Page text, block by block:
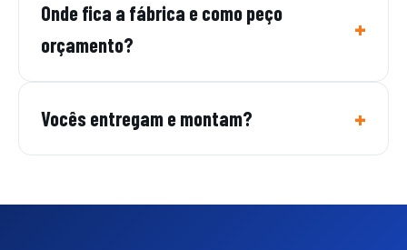
Onde fica a fábrica e como peço
orçamento?
Vocês entregam e montam?